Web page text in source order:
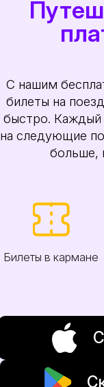
С нашим
билеты на
быстро. Каждый
на следующие
больше,
Билеты в кармане